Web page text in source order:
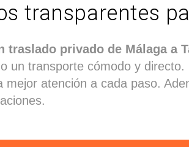
transparentes
traslado privado de Málaga a
un transporte cómodo y
mejor atención a cada paso.